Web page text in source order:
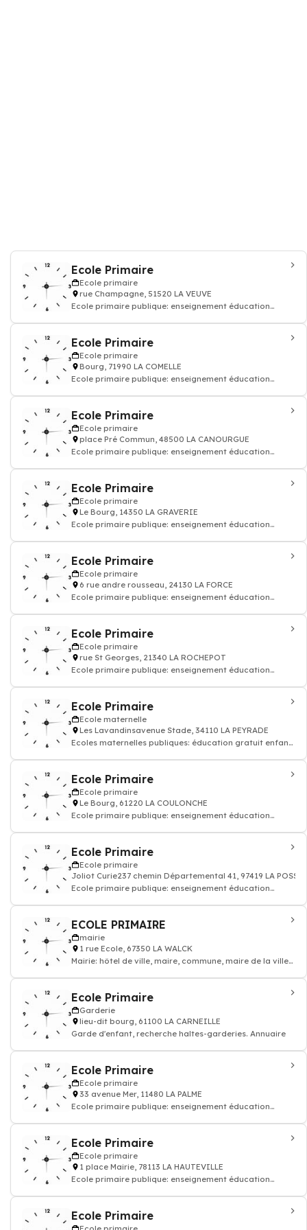
Ecole Primaire
Ecole primaire
rue Champagne, 51520 LA VEUVE
Ecole primaire publique: enseignement éducation
Ecole Primaire
Ecole primaire
Bourg, 71990 LA COMELLE
Ecole primaire publique: enseignement éducation
Ecole Primaire
Ecole primaire
place Pré Commun, 48500 LA CANOURGUE
Ecole primaire publique: enseignement éducation
Ecole Primaire
Ecole primaire
Le Bourg, 14350 LA GRAVERIE
Ecole primaire publique: enseignement éducation
Ecole Primaire
Ecole primaire
6 rue andre rousseau, 24130 LA FORCE
Ecole primaire publique: enseignement éducation
Ecole Primaire
Ecole primaire
rue St Georges, 21340 LA ROCHEPOT
Ecole primaire publique: enseignement éducation
Ecole Primaire
Ecole maternelle
Les Lavandinsavenue Stade, 34110 LA PEYRADE
Ecoles maternelles publiques: éducation gratuit enfant
Ecole Primaire
Ecole primaire
Le Bourg, 61220 LA COULONCHE
Ecole primaire publique: enseignement éducation
Ecole Primaire
Ecole primaire
Joliot Curie237 chemin Départemental 41, 97419 LA
Ecole primaire publique: enseignement éducation
ECOLE PRIMAIRE
mairie
1 rue Ecole, 67350 LA WALCK
Mairie: hôtel de ville, maire, commune, maire de la ville
Ecole Primaire
Garderie
lieu-dit bourg, 61100 LA CARNEILLE
Garde d'enfant, recherche haltes-garderies. Annuaire
Ecole Primaire
Ecole primaire
33 avenue Mer, 11480 LA PALME
Ecole primaire publique: enseignement éducation
Ecole Primaire
Ecole primaire
1 place Mairie, 78113 LA HAUTEVILLE
Ecole primaire publique: enseignement éducation
Ecole Primaire